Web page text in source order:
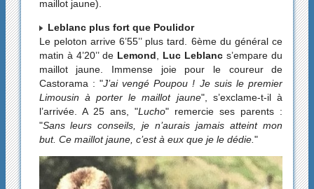
maillot jaune).
Leblanc plus fort que Poulidor
Le peloton arrive 6’55’’ plus tard. 6ème du général ce
matin à 4’20’’ de Lemond Luc Leblanc s’empare du
maillot jaune. Immense joie pour le coureur de
Castorama : "J’ai vengé Poupou ! Je suis le premier
Limousin à porter le maillot jaune", s’exclame-t-il à
l’arrivée. A 25 ans, "Lucho" remercie ses parents :
"Sans leurs conseils, je n’aurais jamais atteint mon
but. Ce maillot jaune, c’est à eux que je le dédie. "